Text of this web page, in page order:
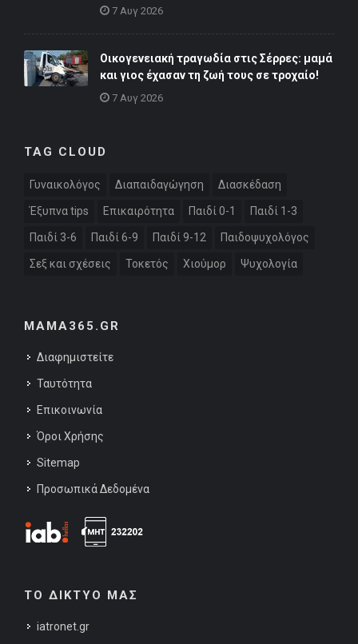
7 Αυγ 2026
Οικογενειακή τραγωδία στις Σέρρες: μαμά
και γιος έχασαν τη ζωή τους σε τροχαίο!
7 Αυγ 2026
TAG CLOUD
Γυναικολόγος Διαπαιδαγώγηση Διασκέδαση
Έξυπνα tips Επικαιρότητα Παιδί 0-1 Παιδί 1-3
Παιδί 3-6 Παιδί 6-9 Παιδί 9-12 Παιδοψυχολόγος
Σεξ και σχέσεις Τοκετός Χιούμορ Ψυχολογία
MAMA365.GR
Διαφημιστείτε
Ταυτότητα
Επικοινωνία
Όροι Χρήσης
Sitemap
Προσωπικά Δεδομένα
ΤΟ ΔΙΚΤΥΟ ΜΑΣ
iatronet.gr